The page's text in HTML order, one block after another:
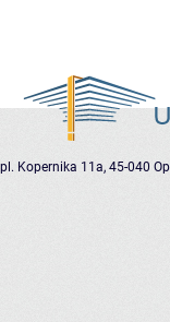
pl. Kopernika 11a, 45-040